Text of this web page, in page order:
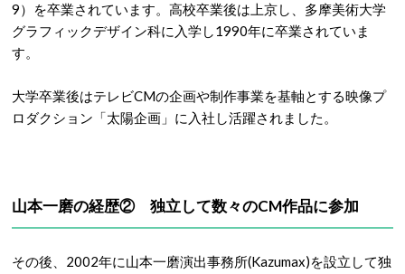
9）を卒業されています。高校卒業後は上京し、多摩美術大学
グラフィックデザイン科に入学し1990年に卒業されていま
す。
大学卒業後はテレビCMの企画や制作事業を基軸とする映像プ
ロダクション「太陽企画」に入社し活躍されました。
山本一磨の経歴② 独立して数々のCM作品に参加
その後、2002年に山本一磨演出事務所(Kazumax)を設立して独